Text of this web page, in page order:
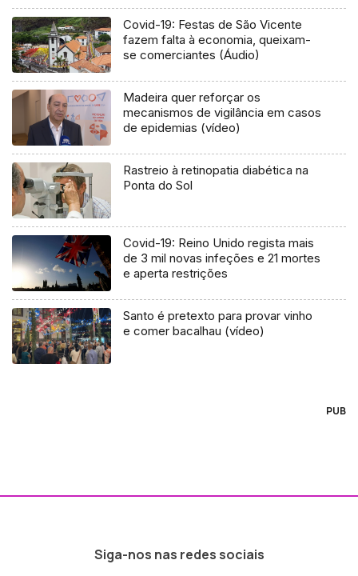
Covid-19: Festas de São Vicente
fazem falta à economia, queixam-
se comerciantes (Áudio)
Madeira quer reforçar os
mecanismos de vigilância em casos
de epidemias (vídeo)
Rastreio à retinopatia diabética na
Ponta do Sol
Covid-19: Reino Unido regista mais
de 3 mil novas infeções e 21 mortes
e aperta restrições
Santo é pretexto para provar vinho
e comer bacalhau (vídeo)
PUB
Siga-nos nas redes sociais